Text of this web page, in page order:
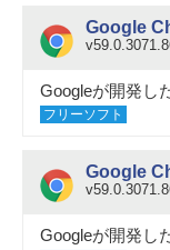
Google
Googleが開発し
フリーソフト
Google
Googleが開発し